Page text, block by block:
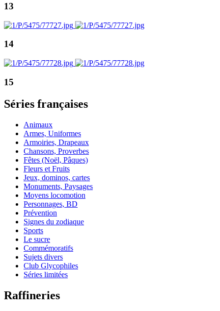
13
14
15
Séries françaises
Animaux
Armes, Uniformes
Armoiries, Drapeaux
Chansons, Proverbes
Fêtes (Noël, Pâques)
Fleurs et Fruits
Jeux, dominos, cartes
Monuments, Paysages
Moyens locomotion
Personnages, BD
Prévention
Signes du zodiaque
Sports
Le sucre
Commémoratifs
Sujets divers
Club Glycophiles
Séries limitées
Raffineries